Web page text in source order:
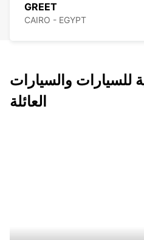
GREET
CAIRO - EGYPT
للسيارات والسيارات
العائلة